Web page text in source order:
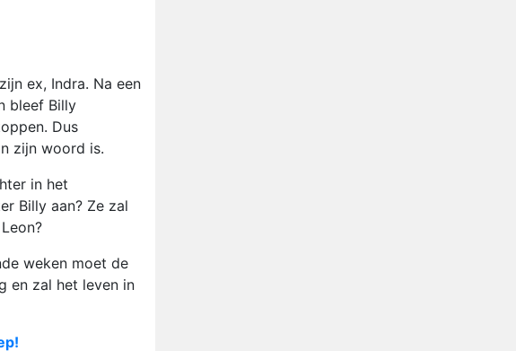
ex, Indra. Na een
bleef Billy
Dus
zijn woord is.
in het
Billy aan? Ze zal
weken moet de
en zal het leven in